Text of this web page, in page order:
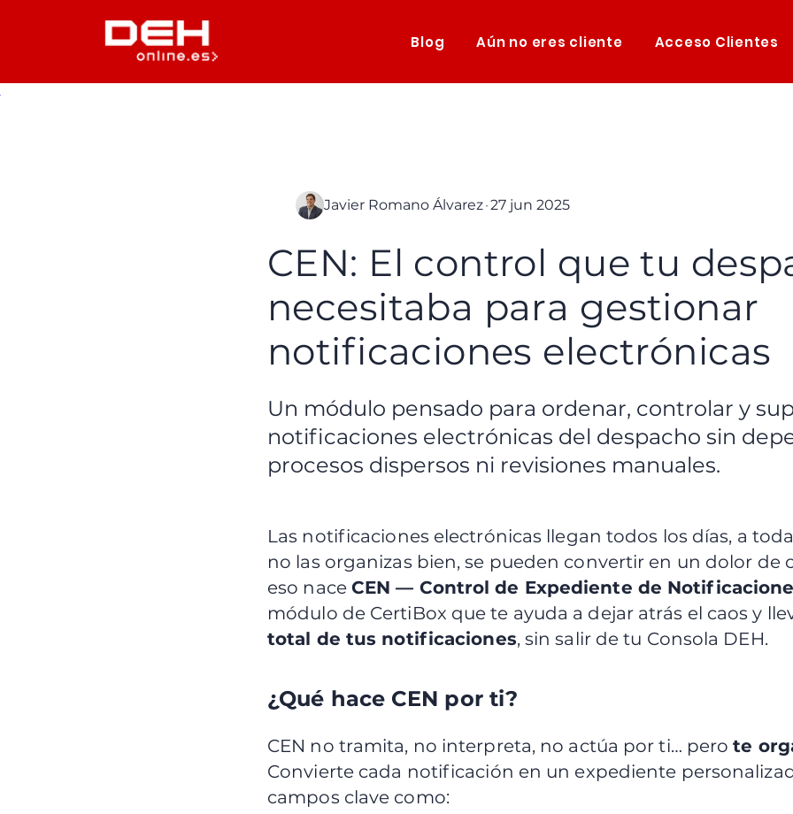
Blog Aún no eres cliente Acceso Clientes
Javier Romano Álvarez·27 jun 2025
CEN: El control que tu
necesitaba para gestionar
notificaciones electrónicas
Un módulo pensado para ordenar, controlar y
notificaciones electrónicas del despacho sin
procesos dispersos ni revisiones manuales.
Las notificaciones electrónicas llegan todos los días, a
no las organizas bien, se pueden convertir en un dolor de
eso nace CEN — Control de Expediente de
módulo de CertiBox que te ayuda a dejar atrás el caos y
total de tus notificaciones, sin salir de tu Consola DEH.
¿Qué hace CEN por ti?
CEN no tramita, no interpreta, no actúa por ti… perote
Convierte cada notificación en un expediente
campos clave como: